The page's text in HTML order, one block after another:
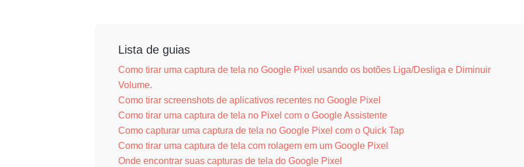
Lista de guias
Como tirar uma captura de tela no Google Pixel usando os botões Liga/Desliga e Diminuir
Volume.
Como tirar screenshots de aplicativos recentes no Google Pixel
Como tirar uma captura de tela no Pixel com o Google Assistente
Como capturar uma captura de tela no Google Pixel com o Quick Tap
Como tirar uma captura de tela com rolagem em um Google Pixel
Onde encontrar suas capturas de tela do Google Pixel